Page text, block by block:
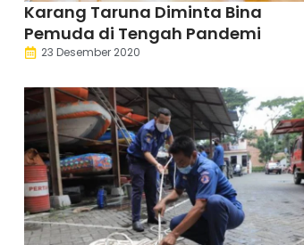
Karang Taruna Diminta Bina
Pemuda di Tengah Pandemi
23 Desember 2020